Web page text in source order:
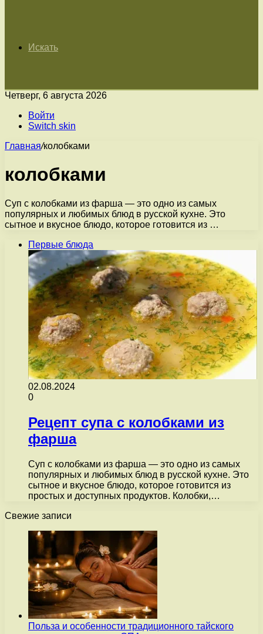
Искать
Четверг, 6 августа 2026
Войти
Switch skin
Главная/колобками
колобками
Суп с колобками из фарша — это одно из самых
популярных и любимых блюд в русской кухне. Это
сытное и вкусное блюдо, которое готовится из …
Первые блюда
02.08.2024
0
Рецепт супа с колобками из
фарша
Суп с колобками из фарша — это одно из самых
популярных и любимых блюд в русской кухне. Это
сытное и вкусное блюдо, которое готовится из
простых и доступных продуктов. Колобки,…
Свежие записи
Польза и особенности традиционного тайского